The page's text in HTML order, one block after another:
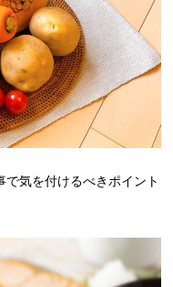
気を付けるべきポイント